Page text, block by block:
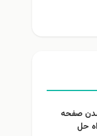
صفحه
حل